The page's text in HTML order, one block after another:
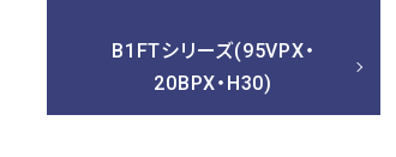
B1FTシリーズ(95VPX・
20BPX・H30)